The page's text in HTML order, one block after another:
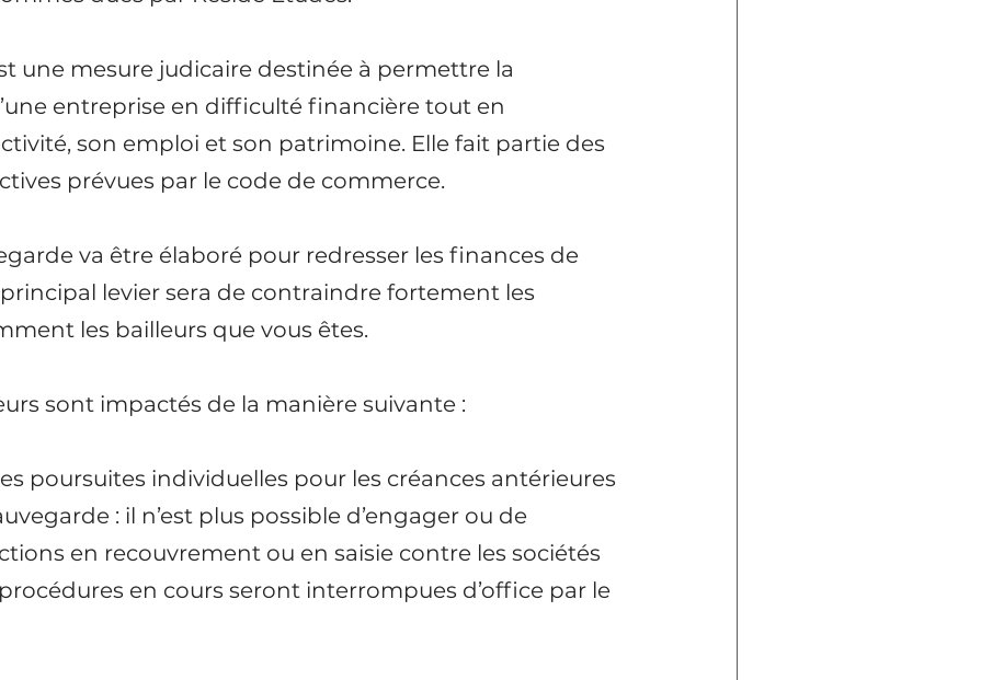
une mesure judicaire destinée à permettre la
entreprise en difficulté financière tout en
son emploi et son patrimoine. Elle fait partie des
prévues par le code de commerce.
va être élaboré pour redresser les finances de
principal levier sera de contraindre fortement les
les bailleurs que vous êtes.
sont impactés de la manière suivante :
poursuites individuelles pour les créances antérieures
: il n’est plus possible d’engager ou de
en recouvrement ou en saisie contre les sociétés
en cours seront interrompues d’office par le